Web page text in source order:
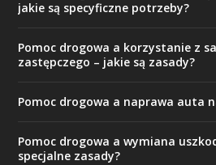
jakie są specyficzne potrzeby?
Pomoc drogowa a korzystanie z
zastępczego – jakie są zasady?
Pomoc drogowa a naprawa auta
Pomoc drogowa a wymiana
specjalne zasady?